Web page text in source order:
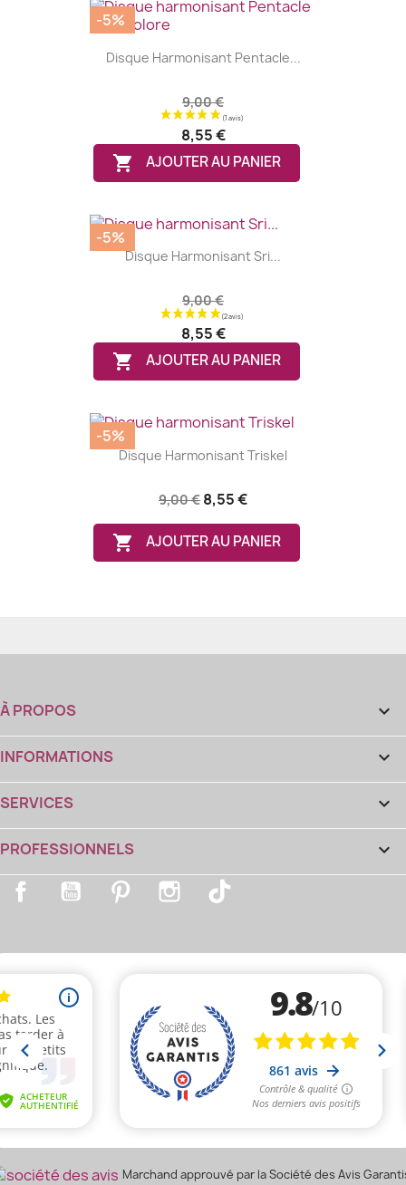
Disque Harmonisant Pentacle...
9,00 €
8,55 €
 AJOUTER AU PANIER
-5%
Disque Harmonisant Sri...
9,00 €
8,55 €
 AJOUTER AU PANIER
-5%
Disque Harmonisant Triskel
9,00 € 8,55 €
 AJOUTER AU PANIER
-5%
À PROPOS 
INFORMATIONS 
SERVICES 
PROFESSIONNELS 
Facebook YouTube Pinterest Instagram
Marchand approuvé par la Société des Avis